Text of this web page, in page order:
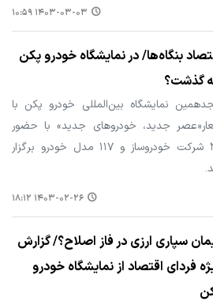
۱۴۰۳-۰۳-۰۳ ۱۰:۵۹
بنگاه‌ها/ در نمایشگاه خودرو پکن
گذشت؟
نمایشگاه بین‌المللی خودرو پکن با
جدید، خودروهای جدید» با حضور
۳۰ شرکت خودروساز و ۱۱۷ مدل خودرو برگزار
۱۴۰۳-۰۲-۲۶ ۱۸:۱۲
سپاری ارزی در فاز اصلاح؟/ گزارش
فردای اقتصاد از نمایشگاه خودرو